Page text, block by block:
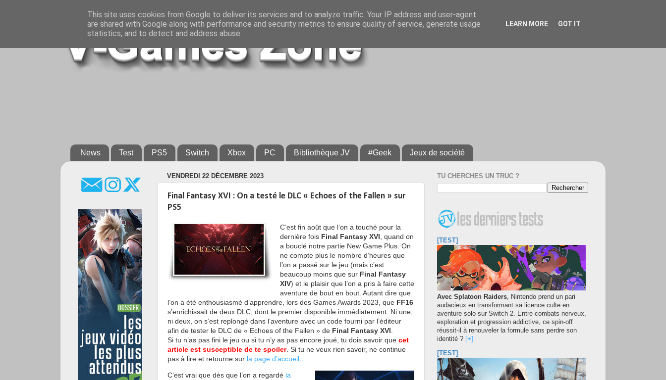
News Test PS5 Switch Xbox PC Bibliothèque JV #Geek Jeux de société
VENDREDI 22 DÉCEMBRE 2023
Final Fantasy XVI : On a testé le DLC « Echoes of the Fallen » sur
PS5
C’est fin août que l’on a touché pour la
dernière fois Final Fantasy XVI , quand on
a bouclé notre partie New Game Plus. On
ne compte plus le nombre d’heures que
l’on a passé sur le jeu (mais c’est
beaucoup moins que sur Final Fantasy
XIV) et le plaisir que l’on a pris à faire cette
aventure de bout en bout. Autant dire que
l’on a été enthousiasmé d’apprendre, lors des Games Awards 2023, que FF16
s’enrichissait de deux DLC, dont le premier disponible immédiatement. Ni une,
ni deux, on s’est replongé dans l’aventure avec un code fourni par l’éditeur
afin de tester le DLC de « Echoes of the Fallen » de Final Fantasy XVI
Si tu n’as pas fini le jeu ou si tu n’y as pas encore joué, tu dois savoir que cet
article est susceptible de te spoiler. Si tu ne veux rien savoir, ne continue
pas à lire et retourne sur la page d’accueil
C’est vrai que dès que l’on a regardé la
TU CHERCHES UN TRUC ?
[TEST]
Avec Splatoon Raiders, Nintendo prend un pari
audacieux en transformant sa licence culte en
aventure solo sur Switch 2. Entre combats nerveux,
exploration et progression addictive, ce spin-off
réussit-il à renouveler la formule sans perdre son
identité ? [+]
[TEST]
This site uses cookies from Google to deliver its services and to analyze traffic. Your IP address and user-agent
are shared with Google along with performance and security metrics to ensure quality of service, generate usage
statistics, and to detect and address abuse.
LEARN MORE GOT IT